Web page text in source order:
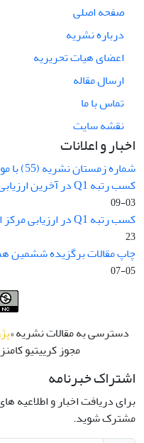
صفحه اصلی
درباره نشریه
اعضای هیات تحریریه
ارسال مقاله
تماس با ما
نقشه سایت
اخبار و اعلانات
شماره زمستان نشریه (55) با موضوع کرونا منتشر شد.
کسب رتبه Q1 در آخرین ارزیابی پایگاه جامع علوم استنادی ...
03-09
کسب رتبه Q1 در ارزیابی مرکز استنادی علوم جهان اسلام ...
23
چاپ مقالات برگزیده ششمین
05-07
دسترسی به مقالات نشریه «
مجوز کرییتیو
اشتراک خبرنامه
برای دریافت اخبار و اطلاعیه
مشترک شوید.